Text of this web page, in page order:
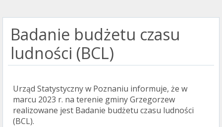
Badanie budżetu czasu
ludności (BCL)
Urząd Statystyczny w Poznaniu informuje, że w
marcu 2023 r. na terenie gminy Grzegorzew
realizowane jest Badanie budżetu czasu ludności
(BCL).